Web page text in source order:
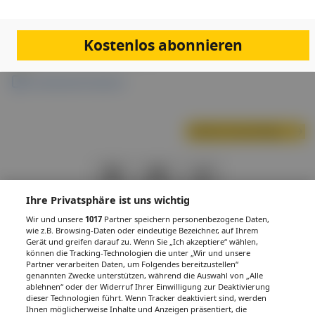
Links & Downloads
IMPRESSUM DATENSCHUTZ BAFG NUTZUNGSBEDINGUNGEN
MEDIADATEN & TARIFE PRESSE ZWECKE ANZEIGEN
© 2026Gesund.at– All rights reserved – Patientenwissen:MeinMed.at
Ihre Privatsphäre ist uns wichtig
Wir und unsere1017 Partner speichern personenbezogene Daten,
wie z.B. Browsing-Daten oder eindeutige Bezeichner, auf Ihrem
Gerät und greifen darauf zu. Wenn Sie „Ich akzeptiere“ wählen,
können die Tracking-Technologien die unter „Wir und unsere
Partner verarbeiten Daten, um Folgendes bereitzustellen“
genannten Zwecke unterstützen, während die Auswahl von „Alle
ablehnen“ oder der Widerruf Ihrer Einwilligung zur Deaktivierung
dieser Technologien führt. Wenn Tracker deaktiviert sind, werden
Ihnen möglicherweise Inhalte und Anzeigen präsentiert, die
Kostenlos abonnieren